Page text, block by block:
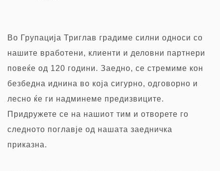
Во Групација Триглав градиме силни односи со
нашите вработени, клиенти и деловни партнери
повеќе од 120 години. Заедно, се стремиме кон
безбедна иднина во која сигурно, одговорно и
лесно ќе ги надминеме предизвиците.
Придружете се на нашиот тим и отворете го
следното поглавје од нашата заедничка
приказна.